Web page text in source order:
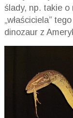
ślady, np. takie o
„właściciela”
dinozaur z